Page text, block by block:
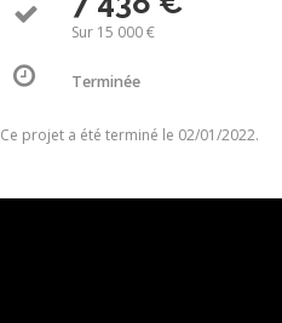
Sur 15 000 €
Terminée
Ce projet a été terminé le 02/01/2022.